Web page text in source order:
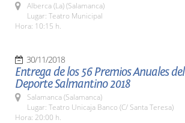
Alberca (La) (Salamanca)
Lugar: Teatro Municipal
Hora: 10:15 h.
30/11/2018
Entrega de los 56 Premios Anuales del
Deporte Salmantino 2018
Salamanca (Salamanca)
Lugar: Teatro Unicaja Banco (C/ Santa Teresa)
Hora: 20:00 h.